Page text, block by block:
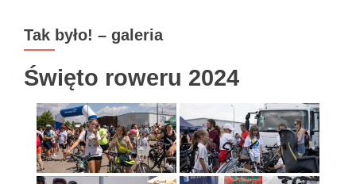
Tak było! – galeria
Święto roweru 2024